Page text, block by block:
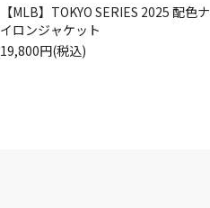
【MLB】TOKYO SERIES 2025 配色ナ
イロンジャケット
19,800円(税込)